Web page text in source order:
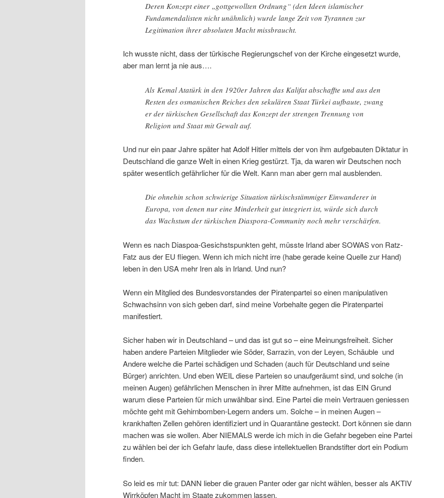
Deren Konzept einer „gottgewollten Ordnung“ (den Ideen islamischer
Fundamendalisten nicht unähnlich) wurde lange Zeit von Tyrannen zur
Legitimation ihrer absoluten Macht missbraucht.
Ich wusste nicht, dass der türkische Regierungschef von der Kirche eingesetzt wurde,
aber man lernt ja nie aus….
Als Kemal Atatürk in den 1920er Jahren das Kalifat abschaffte und aus den
Resten des osmanischen Reiches den sekulären Staat Türkei aufbaute, zwang
er der türkischen Gesellschaft das Konzept der strengen Trennung von
Religion und Staat mit Gewalt auf.
Und nur ein paar Jahre später hat Adolf Hitler mittels der von ihm aufgebauten Diktatur in
Deutschland die ganze Welt in einen Krieg gestürzt. Tja, da waren wir Deutschen noch
später wesentlich gefährlicher für die Welt. Kann man aber gern mal ausblenden.
Die ohnehin schon schwierige Situation türkischstämmiger Einwanderer in
Europa, von denen nur eine Minderheit gut integriert ist, würde sich durch
das Wachstum der türkischen Diaspora-Community noch mehr verschärfen.
Wenn es nach Diaspoa-Gesichstspunkten geht, müsste Irland aber SOWAS von Ratz-
Fatz aus der EU fliegen. Wenn ich mich nicht irre (habe gerade keine Quelle zur Hand)
leben in den USA mehr Iren als in Irland. Und nun?
Wenn ein Mitglied des Bundesvorstandes der Piratenpartei so einen manipulativen
Schwachsinn von sich geben darf, sind meine Vorbehalte gegen die Piratenpartei
manifestiert.
Sicher haben wir in Deutschland – und das ist gut so – eine Meinungsfreiheit. Sicher
haben andere Parteien Mitglieder wie Söder, Sarrazin, von der Leyen, Schäuble und
Andere welche die Partei schädigen und Schaden (auch für Deutschland und seine
Bürger) anrichten. Und eben WEIL diese Parteien so unaufgeräumt sind, und solche (in
meinen Augen) gefährlichen Menschen in ihrer Mitte aufnehmen, ist das EIN Grund
warum diese Parteien für mich unwählbar sind. Eine Partei die mein Vertrauen geniessen
möchte geht mit Gehirnbomben-Legern anders um. Solche – in meinen Augen –
krankhaften Zellen gehören identifiziert und in Quarantäne gesteckt. Dort können sie dann
machen was sie wollen. Aber NIEMALS werde ich mich in die Gefahr begeben eine Partei
zu wählen bei der ich Gefahr laufe, dass diese intellektuellen Brandstifter dort ein Podium
finden.
So leid es mir tut: DANN lieber die grauen Panter oder gar nicht wählen, besser als AKTIV
Wirrköpfen Macht im Staate zukommen lassen.